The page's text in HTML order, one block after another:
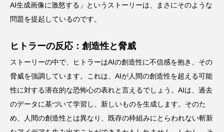
AI生成画像に激怒する」というストーリーは、まさにそのような
問題を提起しているのです。
ヒトラーの反応：創造性と脅威
ストーリーの中で、ヒトラーはAIの創造性に不信感を抱き、その
脅威を強調しています。これは、AIが人間の創造性を超える可能
性に対する潜在的な恐怖心の表れと言えるでしょう。AIは、過去
のデータに基づいて学習し、新しいものを生成します。そのた
め、人間の創造性とは異なり、既存の枠組みにとらわれない斬新